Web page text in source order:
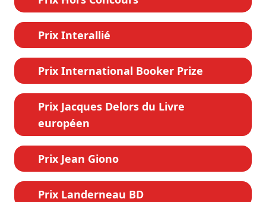
Prix Interallié
Prix International Booker Prize
Prix Jacques Delors du Livre
européen
Prix Jean Giono
Prix Landerneau BD